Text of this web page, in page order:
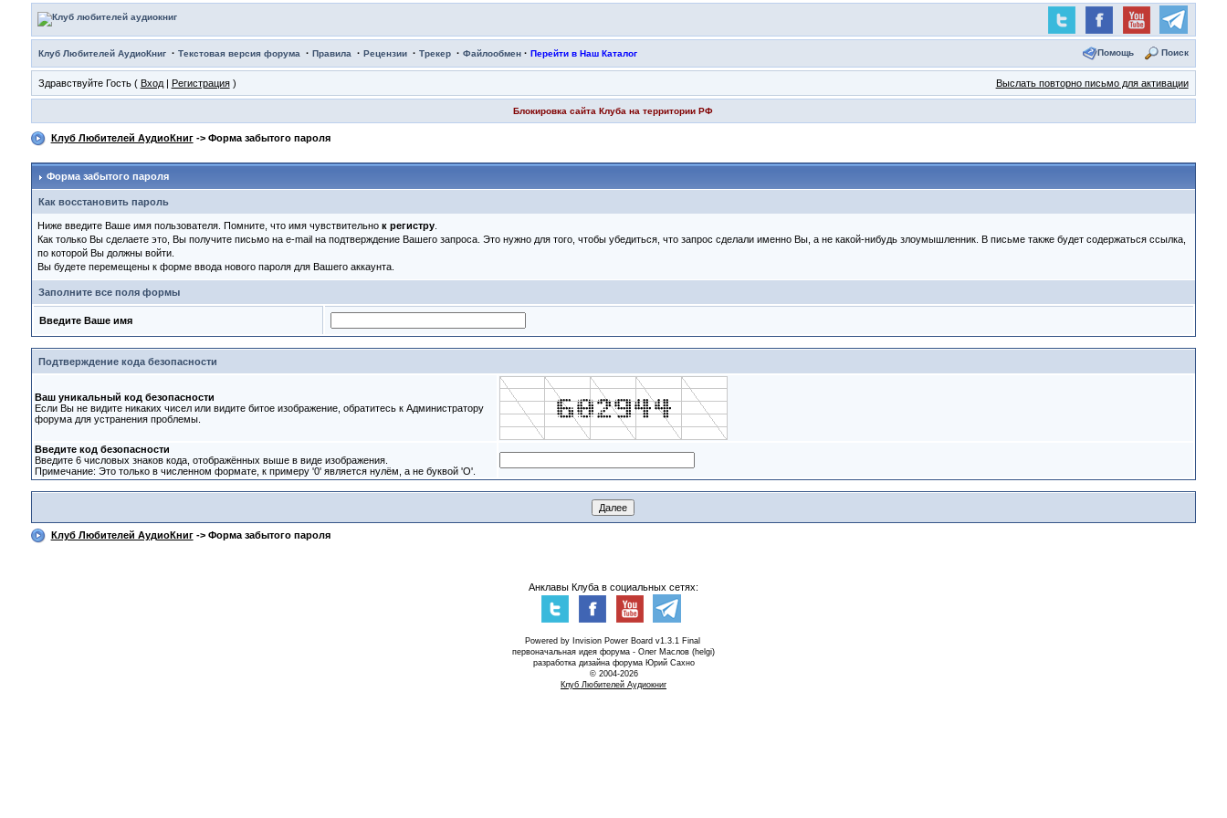
Клуб Любителей АудиоКниг· Текстовая версия форума · Правила · Рецензии· Трекер· Файлообмен· Перейти в Наш Каталог Помощь Поиск
Здравствуйте Гость ( Вход| Регистрация) Выслать повторно письмо для активации
Блокировка сайта Клуба на территории РФ
Клуб Любителей АудиоКниг-> Форма забытого пароля
Форма забытого пароля
Как восстановить пароль
Ниже введите Ваше имя пользователя. Помните, что имя чувствительно к регистру.
Как только Вы сделаете это, Вы получите письмо на e-mail на подтверждение Вашего запроса. Это нужно для того, чтобы убедиться, что запрос сделали именно Вы, а не какой-нибудь злоумышленник. В письме также будет содержаться ссылка,
по которой Вы должны войти.
Вы будете перемещены к форме ввода нового пароля для Вашего аккаунта.
Заполните все поля формы
Введите Ваше имя
Подтверждение кода безопасности
Ваш уникальный код безопасности
Если Вы не видите никаких чисел или видите битое изображение, обратитесь к Администратору
форума для устранения проблемы.
Введите код безопасности
Введите 6 числовых знаков кода, отображённых выше в виде изображения.
Примечание: Это только в численном формате, к примеру '0' является нулём, а не буквой 'O'.
Клуб Любителей АудиоКниг-> Форма забытого пароля
Анклавы Клуба в социальных сетях:
Powered by Invision Power Board v1.3.1 Final
первоначальная идея форума - Олег Маслов (helgi)
разработка дизайна форума Юрий Сахно
© 2004-2026
Клуб Любителей Аудиокниг